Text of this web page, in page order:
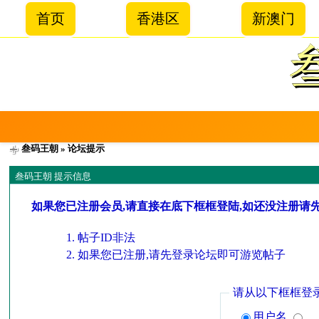
首页 香港区 新澳门
叁码王朝 » 论坛提示
叁码王朝 提示信息
如果您已注册会员,请直接在底下框框登陆,如还没注册请
帖子ID非法
如果您已注册,请先登录论坛即可游览帖子
请从以下框框登
用户名